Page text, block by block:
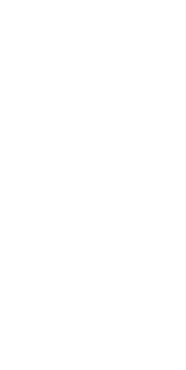
nature
crêpe maison en
le lait ou la
choix au mélange
en saveur. Sans
le mélange à
familial dans un
pratique.